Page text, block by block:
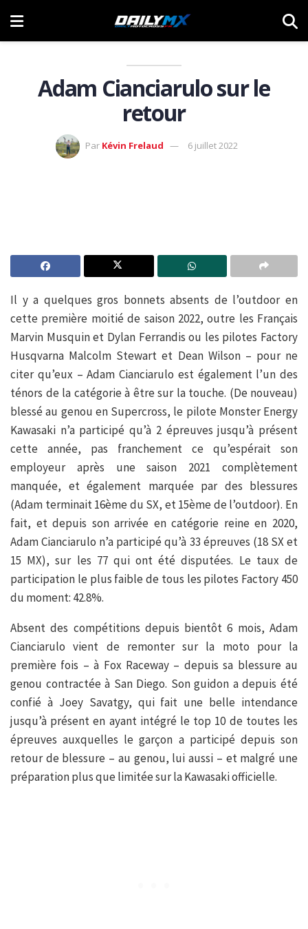
Adam Cianciarulo sur le
retour
Par Kévin Frelaud 6 juillet 2022
Il y a quelques gros bonnets absents de l’outdoor en
cette première moitié de saison 2022, outre les Français
Marvin Musquin et Dylan Ferrandis ou les pilotes Factory
Husqvarna Malcolm Stewart et Dean Wilson – pour ne
citer qu’eux – Adam Cianciarulo est également l’un des
ténors de la catégorie à être sur la touche. (De nouveau)
blessé au genou en Supercross, le pilote Monster Energy
Kawasaki n’a participé qu’à 2 épreuves jusqu’à présent
cette année, pas franchement ce qu’espérait son
employeur après une saison 2021 complètement
manquée, et également marquée par des blessures
(Adam terminait 16ème du SX, et 15ème de l’outdoor). En
fait, et depuis son arrivée en catégorie reine en 2020,
Adam Cianciarulo n’a participé qu’à 33 épreuves (18 SX et
15 MX), sur les 77 qui ont été disputées. Le taux de
participation le plus faible de tous les pilotes Factory 450
du moment: 42.8%.
Absent des compétitions depuis bientôt 6 mois, Adam
Cianciarulo vient de remonter sur la moto pour la
première fois – à Fox Raceway – depuis sa blessure au
genou contractée à San Diego. Son guidon a depuis été
confié à Joey Savatgy, qui fait une belle intendance
jusqu’à présent en ayant intégré le top 10 de toutes les
épreuves auxquelles le garçon a participé depuis son
retour de blessure – au genou, lui aussi – et malgré une
préparation plus que limitée sur la Kawasaki officielle.